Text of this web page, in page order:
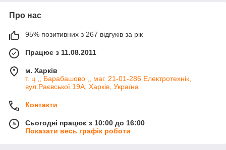
Про нас
95% позитивних з 267 відгуків за рік
Працює з 11.08.2011
м. Харків
т. ц ,, Барабашово ,, маг. 21-01-286 Електротехнік,
вул.Раєвської 19А, Харків, Україна
Контакти
Сьогодні працює з 10:00 до 16:00
Показати весь графік роботи